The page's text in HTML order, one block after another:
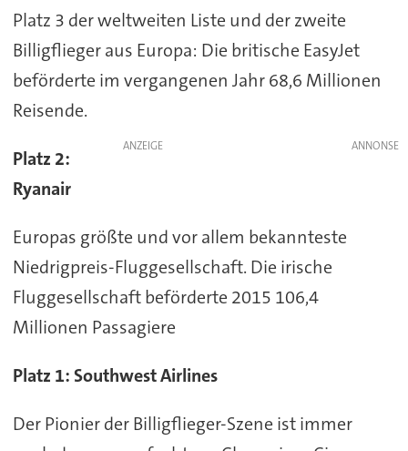
Platz 3 der weltweiten Liste und der zweite
Billigflieger aus Europa: Die britische EasyJet
beförderte im vergangenen Jahr 68,6 Millionen
Reisende.
ANZEIGE
Platz 2:
Ryanair
Europas größte und vor allem bekannteste
Niedrigpreis-Fluggesellschaft. Die irische
Fluggesellschaft beförderte 2015 106,4
Millionen Passagiere
Platz 1: Southwest Airlines
Der Pionier der Billigflieger-Szene ist immer